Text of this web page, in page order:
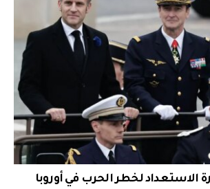
الاستعداد لخطر الحرب في أوروبا